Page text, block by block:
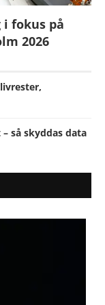
fokus på
2026
så skyddas data